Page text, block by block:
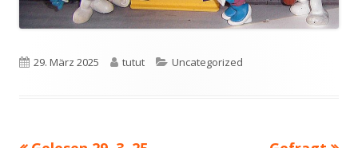
Veröffentlicht
29. März 2025 Autor
tutut Kategorien
Uncategorized